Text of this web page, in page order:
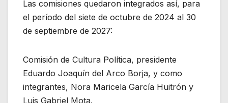
Las comisiones quedaron integrados así, para
el período del siete de octubre de 2024 al 30
de septiembre de 2027:
Comisión de Cultura Política, presidente
Eduardo Joaquín del Arco Borja, y como
integrantes, Nora Maricela García Huitrón y
Luis Gabriel Mota.